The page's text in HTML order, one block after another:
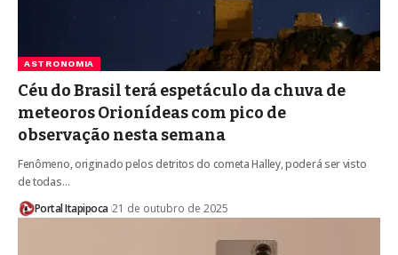
ASTRONOMIA
Céu do Brasil terá espetáculo da chuva de
meteoros Orionídeas com pico de
observação nesta semana
Fenômeno, originado pelos detritos do cometa Halley, poderá ser visto
de todas…
Portal Itapipoca 21 de outubro de 2025